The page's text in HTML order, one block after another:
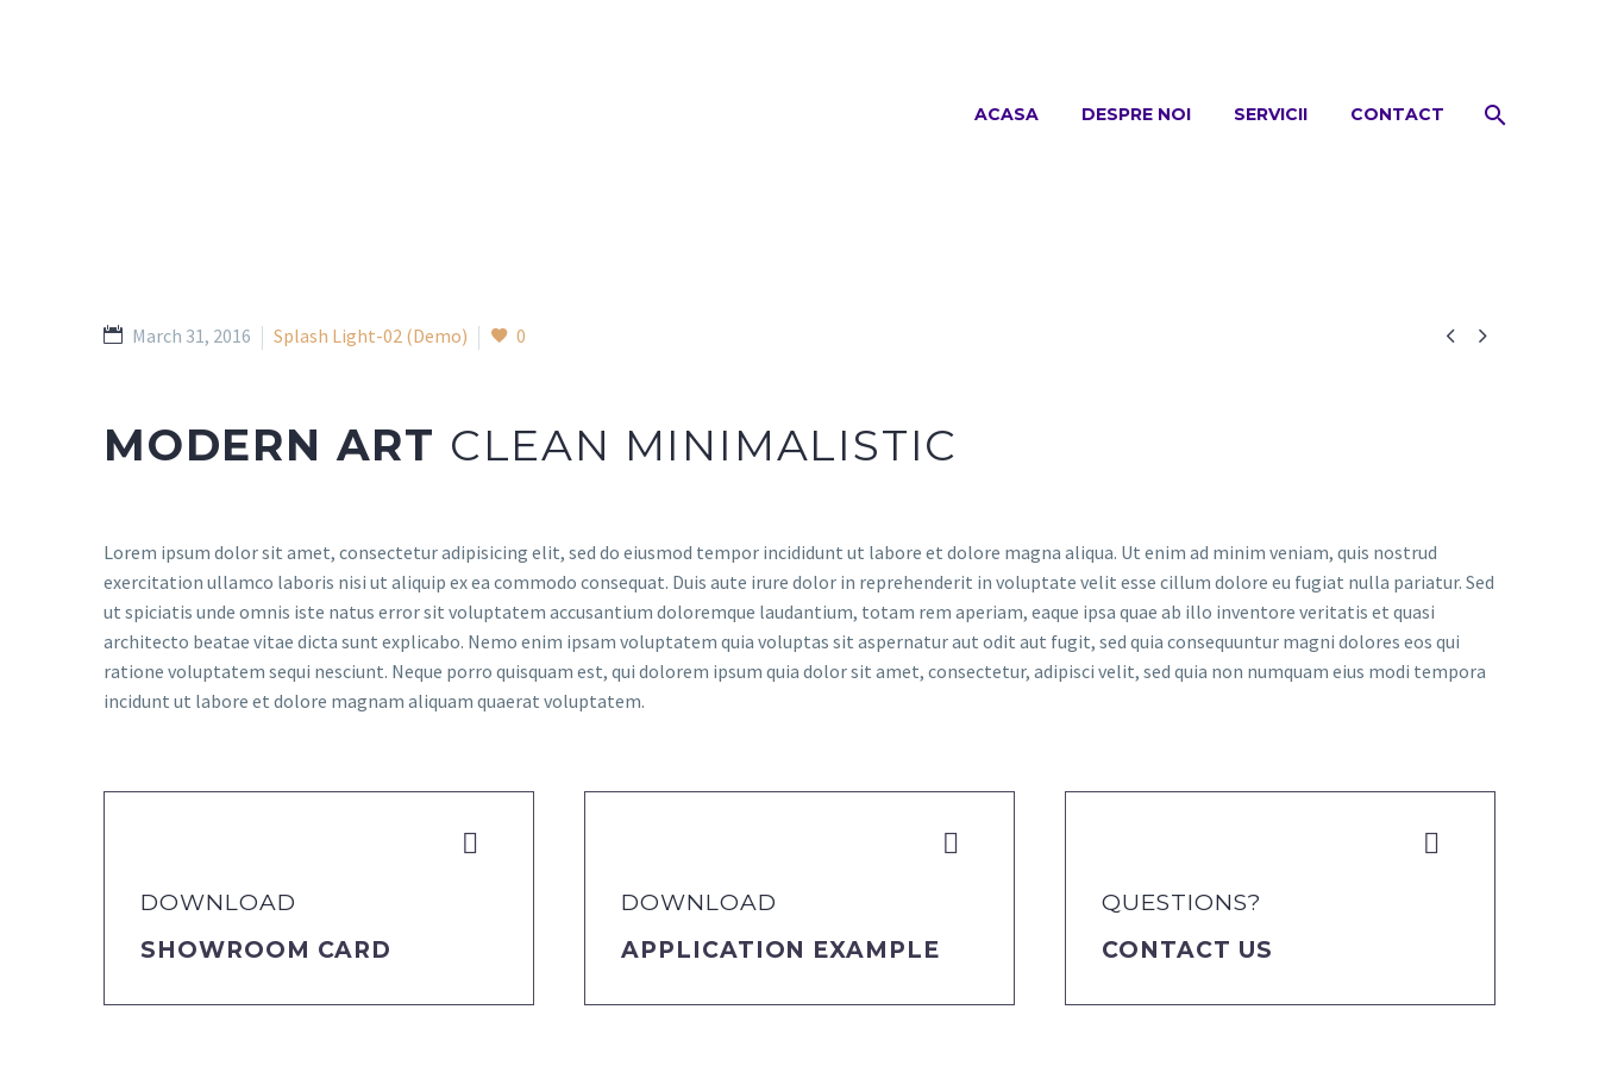
ACASA DESPRE NOI SERVICII CONTACT
 
March 31, 2016 Splash Light-02 (Demo) 0
MODERN ART CLEAN MINIMALISTIC
Lorem ipsum dolor sit amet, consectetur adipisicing elit, sed do eiusmod tempor incididunt ut labore et dolore magna aliqua. Ut enim ad minim veniam, quis nostrud
exercitation ullamco laboris nisi ut aliquip ex ea commodo consequat. Duis aute irure dolor in reprehenderit in voluptate velit esse cillum dolore eu fugiat nulla pariatur. Sed
ut spiciatis unde omnis iste natus error sit voluptatem accusantium doloremque laudantium, totam rem aperiam, eaque ipsa quae ab illo inventore veritatis et quasi
architecto beatae vitae dicta sunt explicabo. Nemo enim ipsam voluptatem quia voluptas sit aspernatur aut odit aut fugit, sed quia consequuntur magni dolores eos qui
ratione voluptatem sequi nesciunt. Neque porro quisquam est, qui dolorem ipsum quia dolor sit amet, consectetur, adipisci velit, sed quia non numquam eius modi tempora
incidunt ut labore et dolore magnam aliquam quaerat voluptatem.


DOWNLOAD
SHOWROOM CARD


DOWNLOAD
APPLICATION EXAMPLE


QUESTIONS?
CONTACT US